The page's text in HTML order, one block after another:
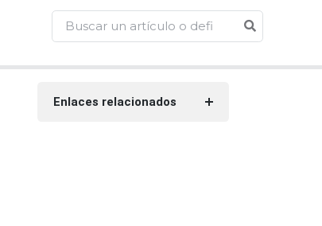
Enlaces relacionados